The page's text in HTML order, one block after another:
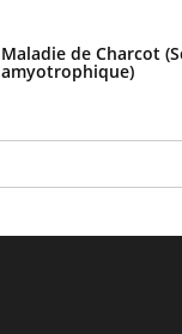
Maladie de Charcot
amyotrophique)